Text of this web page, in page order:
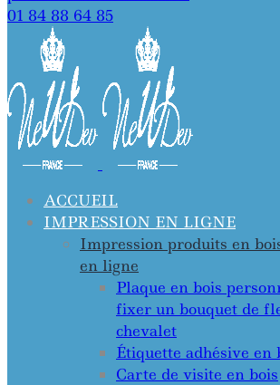
01 84 88 64 85
ACCUEIL
IMPRESSION EN LIGNE
Impression produits en
en ligne
Plaque en bois
fixer un bouquet de
chevalet
Étiquette adhésive en
Carte de visite en bois